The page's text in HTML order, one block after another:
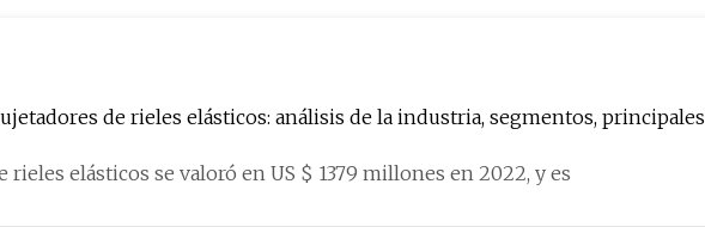
de rieles elásticos: análisis de la industria, segmentos, principales
tendencias
rieles elásticos se valoró en US $ 1379 millones en 2022, y es